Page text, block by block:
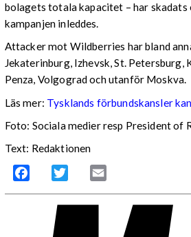
bolagets totala kapacitet – har
kampanjen inleddes.
Attacker mot Wildberries har bland
Jekaterinburg, Izhevsk, St. Petersburg,
Penza, Volgograd och utanför Moskva.
Läs mer: Tysklands förbundskansler
Foto: Sociala medier resp President of
Text: Redaktionen
Facebook Twitter